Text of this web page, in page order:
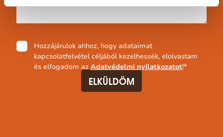
Adatvédelmi
nyilatkozat*
Hozzájárulok ahhoz, hogy adataimat
kapcsolatfelvétel céljából kezelhessék, elolvastam
és elfogadom az Adatvédelmi nyilatkozatot!*